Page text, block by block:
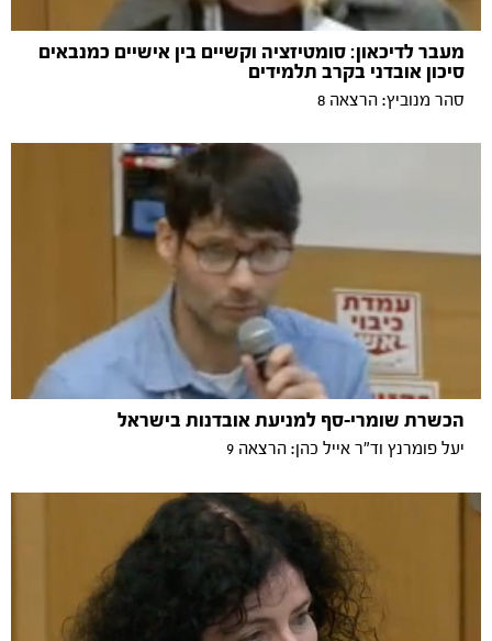
מעבר לדיכאון: סומטיזציה וקשיים בין אישיים כמנבאים
סיכון אובדני בקרב תלמידים
סהר מנוביץ: הרצאה 8
הכשרת שומרי-סף למניעת אובדנות בישראל
יעל פומרנץ וד"ר אייל כהן: הרצאה 9